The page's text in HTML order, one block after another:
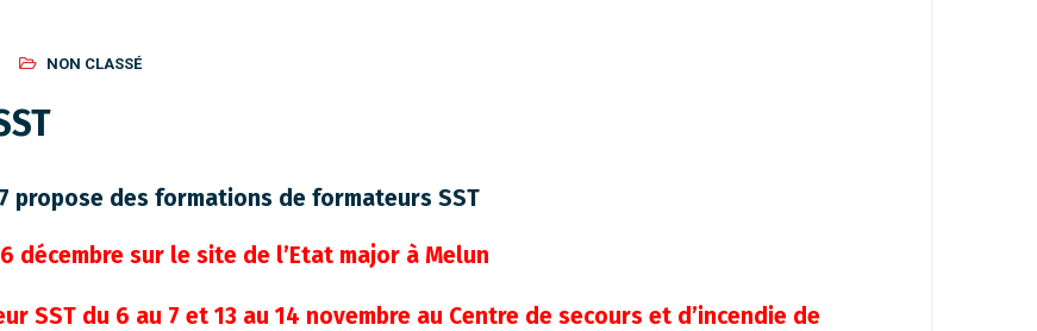
NON CLASSÉ
propose des formations de formateurs SST
décembre sur le site de l’Etat major à Melun
SST du 6 au 7 et 13 au 14 novembre au Centre de secours et d’incendie de